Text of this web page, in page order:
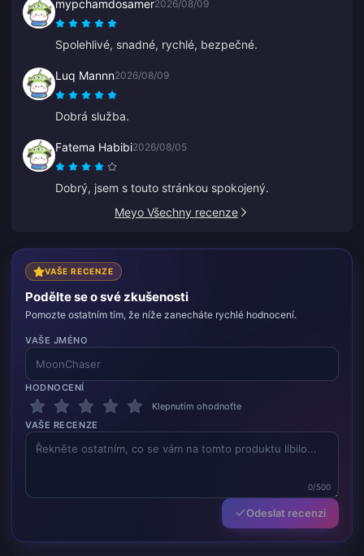
mypchamdosamer2026/08/09
Spolehlivé, snadné, rychlé, bezpečné.
Luq Mannn2026/08/09
Dobrá služba.
Fatema Habibi2026/08/05
Dobrý, jsem s touto stránkou spokojený.
Meyo Všechny recenze
VAŠE RECENZE
Podělte se o své zkušenosti
Pomozte ostatním tím, že níže zanecháte rychlé hodnocení.
VAŠE JMÉNO
HODNOCENÍ
Klepnutím ohodnoťte
VAŠE RECENZE
0/500
Odeslat recenzi